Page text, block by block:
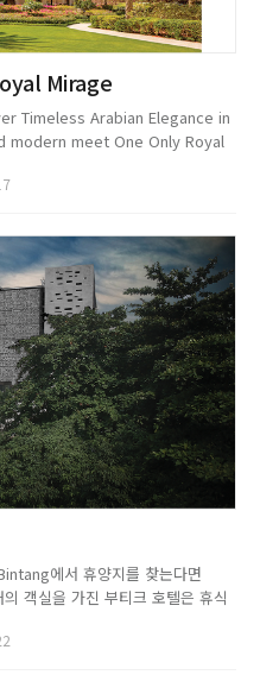
Mirage
Timeless Arabian Elegance in
modern meet One Only Royal
아름다운 해안가 사...
에서 휴양지를 찾는다면
객실을 가진 부티크 호텔은 휴식
을 밑바탕 삼아 대담한 건축과 인